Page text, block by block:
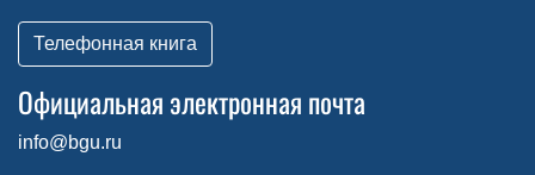
Телефонная книга
Официальная электронная почта
info@bgu.ru